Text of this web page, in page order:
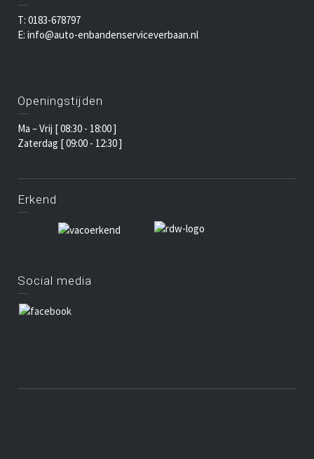
T: 0183-678797
E: info@auto-enbandenserviceverbaan.nl
Openingstijden
Ma – Vrij [ 08:30 - 18:00 ]
Zaterdag [ 09:00 - 12:30 ]
Erkend
Social media